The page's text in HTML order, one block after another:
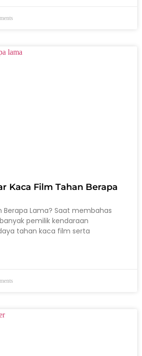
Kaca Film Tahan Berapa
Berapa Lama? Saat membahas
pemilik kendaraan
tahan kaca film serta